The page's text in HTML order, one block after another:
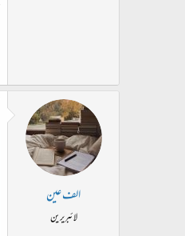
الف عین
لائبریرین